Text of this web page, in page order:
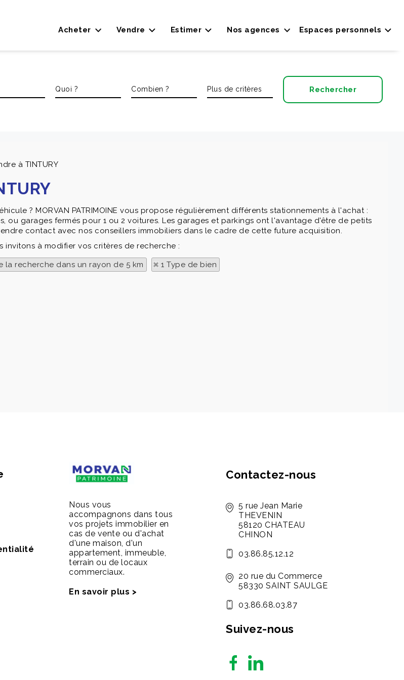
Espaces personnels
Acheter Vendre Estimer Nos agences
à TINTURY
? MORVAN PATRIMOINE vous propose régulièrement différents stationnements à l'achat :
ou garages fermés pour 1 ou 2 voitures. Les garages et parkings ont l'avantage d'être de petits
contact avec nos conseillers immobiliers dans le cadre de cette future acquisition.
invitons à modifier vos critères de recherche :
la recherche dans un rayon de 5 km 1 Type de bien
Nous vous
accompagnons dans tous
vos projets immobilier en
cas de vente ou d'achat
d'une maison, d'un
appartement, immeuble,
terrain ou de locaux
commerciaux.
En savoir plus >
Contactez-nous
5 rue Jean Marie
THEVENIN
58120 CHATEAU
CHINON
03.86.85.12.12
20 rue du Commerce
58330 SAINT SAULGE
03.86.68.03.87
Suivez-nous